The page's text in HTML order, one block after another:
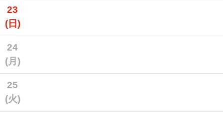
23
(日)
24
(月)
25
(火)